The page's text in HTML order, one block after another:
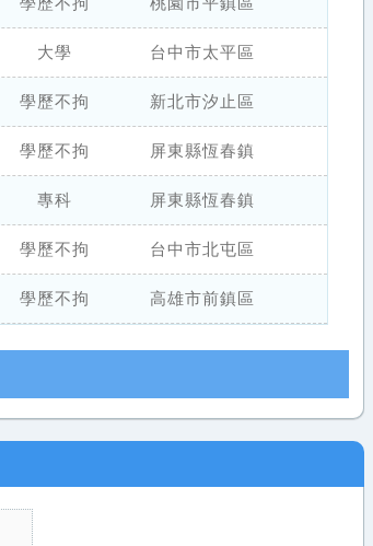
大學 台中市太平區
學歷不拘 新北市汐止區
學歷不拘 屏東縣恆春鎮
專科 屏東縣恆春鎮
學歷不拘 台中市北屯區
學歷不拘 高雄市前鎮區